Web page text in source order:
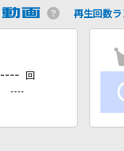
再生回数
---- 回
----